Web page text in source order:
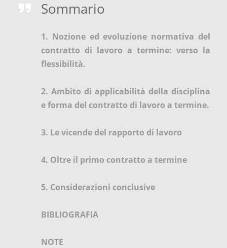
Sommario
1. Nozione ed evoluzione normativa del
contratto di lavoro a termine: verso la
flessibilità.
2. Ambito di applicabilità della disciplina
e forma del contratto di lavoro a termine.
3. Le vicende del rapporto di lavoro
4. Oltre il primo contratto a termine
5. Considerazioni conclusive
BIBLIOGRAFIA
NOTE